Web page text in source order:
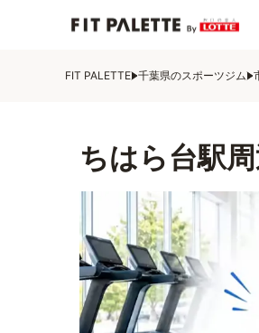
FIT PALETTE 千葉県のスポーツジム
ちはら台駅